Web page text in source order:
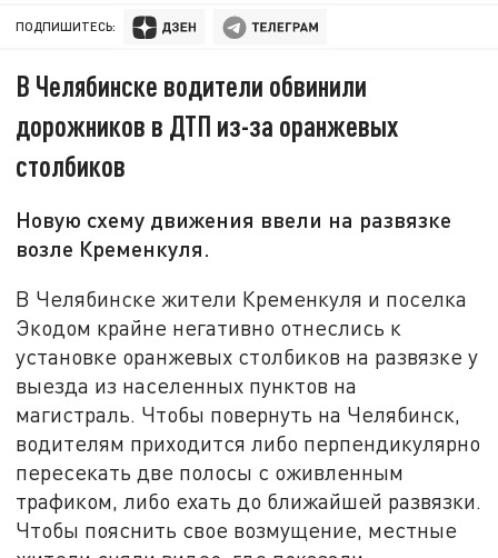
ПОДПИШИТЕСЬ:
В Челябинске водители обвинили
дорожников в ДТП из-за оранжевых
столбиков
Новую схему движения ввели на развязке
возле Кременкуля.
В Челябинске жители Кременкуля и поселка
Экодом крайне негативно отнеслись к
установке оранжевых столбиков на развязке у
выезда из населенных пунктов на
магистраль. Чтобы повернуть на Челябинск,
водителям приходится либо перпендикулярно
пересекать две полосы с оживленным
трафиком, либо ехать до ближайшей развязки.
Чтобы пояснить свое возмущение, местные